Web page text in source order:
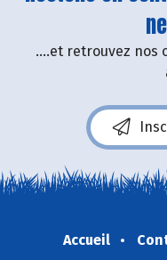
....et retrouvez nos
Accueil